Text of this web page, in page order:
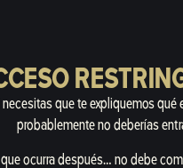
necesitas que te expliquemos qué
probablemente no deberías
que ocurra después… no debe